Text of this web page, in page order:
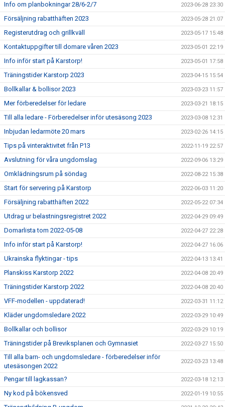
Info om planbokningar 28/6-2/7 2023-06-28 23:30
Försäljning rabatthäften 2023 2023-05-28 21:07
Registerutdrag och grillkväll 2023-05-17 15:48
Kontaktuppgifter till domare våren 2023 2023-05-01 22:19
Info inför start på Karstorp! 2023-05-01 17:58
Träningstider Karstorp 2023 2023-04-15 15:54
Bollkallar & bollisor 2023 2023-03-23 11:57
Mer förberedelser för ledare 2023-03-21 18:15
Till alla ledare - Förberedelser inför utesäsong 2023 2023-03-08 12:31
Inbjudan ledarmöte 20 mars 2023-02-26 14:15
Tips på vinteraktivitet från P13 2022-11-19 22:57
Avslutning för våra ungdomslag 2022-09-06 13:29
Omklädningsrum på söndag 2022-08-22 15:38
Start för servering på Karstorp 2022-06-03 11:20
Försäljning rabatthäften 2022 2022-05-22 07:34
Utdrag ur belastningsregistret 2022 2022-04-29 09:49
Domarlista tom 2022-05-08 2022-04-27 22:28
Info inför start på Karstorp! 2022-04-27 16:06
Ukrainska flyktingar - tips 2022-04-13 13:41
Planskiss Karstorp 2022 2022-04-08 20:49
Träningstider Karstorp 2022 2022-04-08 20:40
VFF-modellen - uppdaterad! 2022-03-31 11:12
Kläder ungdomsledare 2022 2022-03-29 10:49
Bollkallar och bollisor 2022-03-29 10:19
Träningstider på Breviksplanen och Gymnasiet 2022-03-27 15:50
Till alla barn- och ungdomsledare - förberedelser inför
utesäsongen 2022
2022-03-23 13:48
Pengar till lagkassan? 2022-03-18 12:13
Ny kod på bökensved 2022-01-19 10:55